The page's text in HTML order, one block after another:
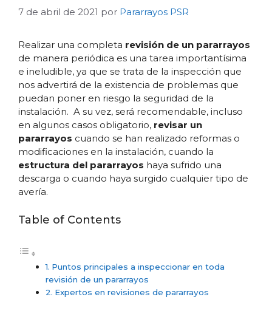
7 de abril de 2021 por Pararrayos PSR
Realizar una completa revisión de un pararrayos
de manera periódica es una tarea importantísima
e ineludible, ya que se trata de la inspección que
nos advertirá de la existencia de problemas que
puedan poner en riesgo la seguridad de la
instalación. A su vez, será recomendable, incluso
en algunos casos obligatorio, revisar un
pararrayos cuando se han realizado reformas o
modificaciones en la instalación, cuando la
estructura del pararrayos haya sufrido una
descarga o cuando haya surgido cualquier tipo de
avería.
Table of Contents
Puntos principales a inspeccionar en toda
revisión de un pararrayos
Expertos en revisiones de pararrayos